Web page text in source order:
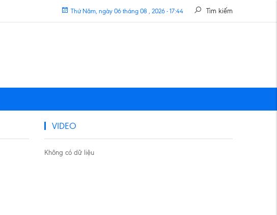
Tìm kiếm
Thứ Năm, ngày 06 tháng 08 , 2026 - 17:44
VIDEO
Không có dữ liệu